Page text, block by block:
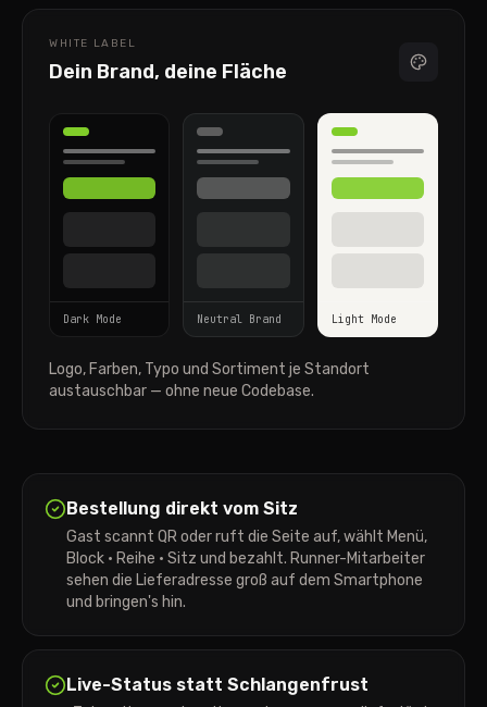
Bestellung direkt vom Sitz
Gast scannt QR oder ruft die Seite auf, wählt Menü,
Block · Reihe · Sitz und bezahlt. Runner-Mitarbeiter
sehen die Lieferadresse groß auf dem Smartphone
und bringen's hin.
Live-Status statt Schlangenfrust
WHITE LABEL
Dein Brand, deine Fläche
Dark Mode Neutral Brand Light Mode
Logo, Farben, Typo und Sortiment je Standort
austauschbar — ohne neue Codebase.